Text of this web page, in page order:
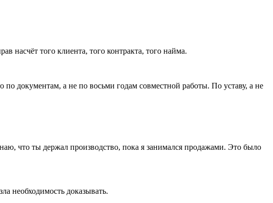
насчёт того клиента, того контракта, того найма.
документам, а не по восьми годам совместной работы. По уставу, а не
что ты держал производство, пока я занимался продажами. Это было
необходимость доказывать.